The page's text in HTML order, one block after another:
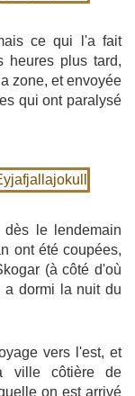
ce qui l'a fait
heures plus tard,
zone, et envoyée
qui ont paralysé
le lendemain
ont été coupées,
(à côté d'où
a dormi la nuit du
vers l'est, et
ville côtière de
on est arrivé